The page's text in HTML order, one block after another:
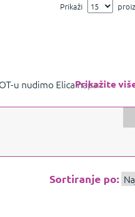
Prikaži
u nudimo Elica napama koje
Prikažite
Sortiranje po: